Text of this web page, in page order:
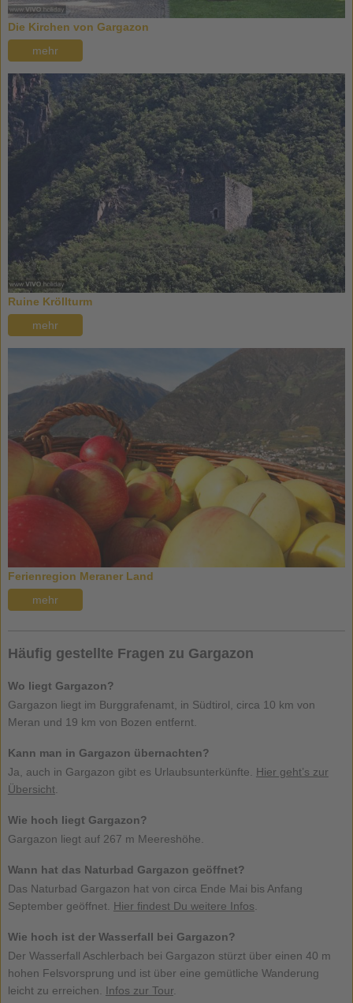
Die Kirchen von Gargazon
mehr
Ruine Kröllturm
mehr
Ferienregion Meraner Land
mehr
Häufig gestellte Fragen zu Gargazon
Wo liegt Gargazon?
Gargazon liegt im Burggrafenamt, in Südtirol, circa 10 km von
Meran und 19 km von Bozen entfernt.
Kann man in Gargazon übernachten?
Ja, auch in Gargazon gibt es Urlaubsunterkünfte. Hier geht’s zur
Übersicht.
Wie hoch liegt Gargazon?
Gargazon liegt auf 267 m Meereshöhe.
Wann hat das Naturbad Gargazon geöffnet?
Das Naturbad Gargazon hat von circa Ende Mai bis Anfang
September geöffnet. Hier findest Du weitere Infos
Wie hoch ist der Wasserfall bei Gargazon?
Der Wasserfall Aschlerbach bei Gargazon stürzt über einen 40 m
hohen Felsvorsprung und ist über eine gemütliche Wanderung
leicht zu erreichen. Infos zur Tour.